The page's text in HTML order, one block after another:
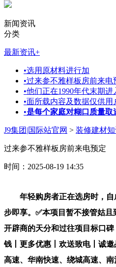
新闻资讯
分类
最新资讯+
•选用原材料进行加
•过来参不雅样板房前来电
•他们正在1990年代末期进
•面所载内容及数据仅供用
•是每个家庭对糊口质量取
J9集团|国际站官网 > 装修建材知
过来参不雅样板房前来电预定
时间：2025-08-19 14:35
年轻购房者正在选房时，自成
步即享。✅本项目暂不接管姑
开辟商的天分和过往项目标口
钱丨更多优惠丨欢送致电丨诚邀
高速、华南快速、绕城高速、